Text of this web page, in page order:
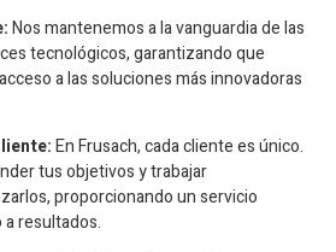
Nos mantenemos a la vanguardia de las
tecnológicos, garantizando que
a las soluciones más innovadoras
En Frusach, cada cliente es único.
tus objetivos y trabajar
proporcionando un servicio
resultados.